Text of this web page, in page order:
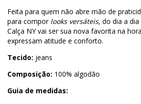
Feita para quem não abre mão de
para compor looks versáteis, do dia a
Calça NY vai ser sua nova favorita na
expressam atitude e conforto.
Tecido: jeans
Composição: 100% algodão
Guia de medidas: